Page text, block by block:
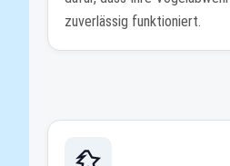
zuverlässig funktioniert.